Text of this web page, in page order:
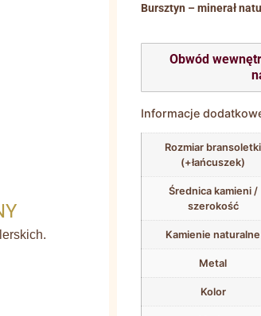
Bursztyn – minerał
Obwód
Informacje
Rozmiar bransoletki
(+łańcuszek)
Średnica kamieni /
szerokość
Kamienie naturalne
Metal
Kolor